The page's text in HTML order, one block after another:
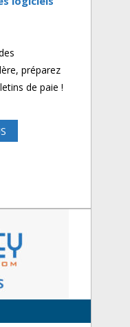
préparez
de paie !